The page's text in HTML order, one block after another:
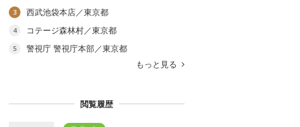
3 西武池袋本店／東京都
4 コテージ森林村／東京都
5
警視庁 警視庁本部／東京都
もっと見る
閲覧履歴